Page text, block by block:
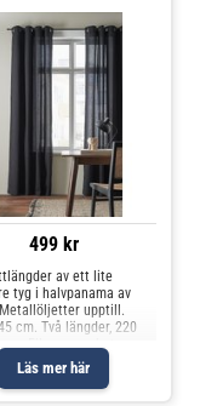
499 kr
Läs mer här
av ett lite
tyg i halvpanama av
upptill.
cm. Två längder, 220
cm. Ellos samarbetar
Cotton för att
bomullsodlingar över
Better Cotton är en